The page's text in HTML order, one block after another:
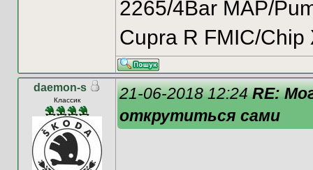
2265/4Bar MAP/
Cupra R FMIC/
daemon-s
Классик 21-06-2018 12:24RE:
открутиться сами